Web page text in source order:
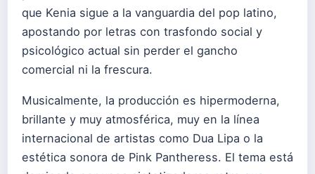
que Kenia sigue a la vanguardia del pop latino,
apostando por letras con trasfondo social y
psicológico actual sin perder el gancho
comercial ni la frescura.
Musicalmente, la producción es hipermoderna,
brillante y muy atmosférica, muy en la línea
internacional de artistas como Dua Lipa o la
estética sonora de Pink Pantheress. El tema está